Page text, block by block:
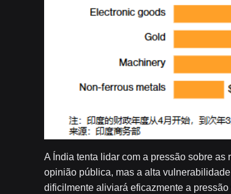
A Índia tenta lidar com a pressão sobre
opinião pública, mas a alta
dificilmente aliviará eficazmente a